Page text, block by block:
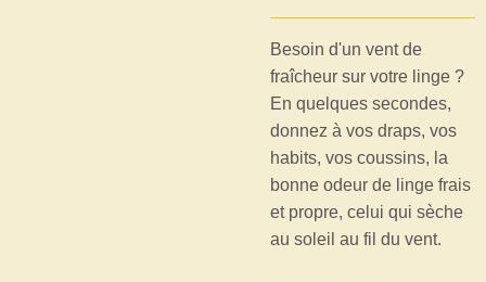
Besoin d'un vent de
fraîcheur sur votre linge ?
En quelques secondes,
donnez à vos draps, vos
habits, vos coussins, la
bonne odeur de linge frais
et propre, celui qui sèche
au soleil au fil du vent.